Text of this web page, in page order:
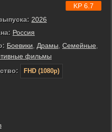
2026
Россия
Боевики Драмы Семейные
фильмы
FHD (1080p)
KP 6.7